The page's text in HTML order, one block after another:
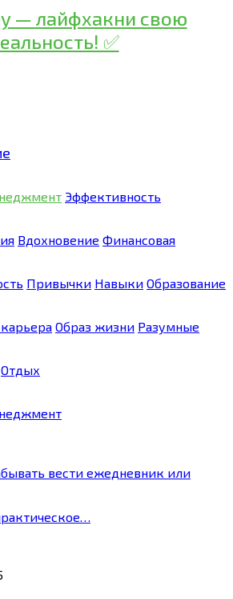
Эффективность
Вдохновение Финансовая
Привычки Навыки Образование
Образ жизни Разумные
Отдых
вести ежедневник или